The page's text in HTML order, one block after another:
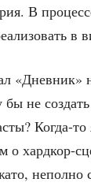
В
в
«Днев­ник»
бы не
Когда-
о хард­кор-
непол­но